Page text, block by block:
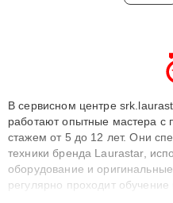
В сервисном центре
работают опытные мастера
стажем от 5 до 12 лет. Они
техники бренда Laurastar,
оборудование и
регулярно проходит